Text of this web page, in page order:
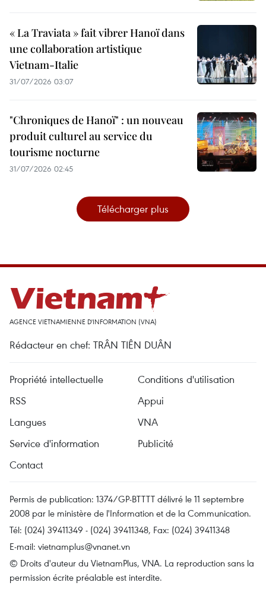
« La Traviata » fait vibrer Hanoï dans
une collaboration artistique
Vietnam-Italie
31/07/2026 03:07
"Chroniques de Hanoï" : un nouveau
produit culturel au service du
tourisme nocturne
31/07/2026 02:45
Télécharger plus
AGENCE VIETNAMIENNE D'INFORMATION (VNA)
Rédacteur en chef: TRÂN TIÊN DUÂN
Propriété intellectuelle
Conditions d'utilisation
RSS
Appui
Langues
VNA
Service d'information
Publicité
Contact
Permis de publication: 1374/GP-BTTTT délivré le 11 septembre
2008 par le ministère de l'Information et de la Communication.
Tél: (024) 39411349 - (024) 39411348, Fax: (024) 39411348
E-mail: vietnamplus@vnanet.vn
© Droits d'auteur du VietnamPlus, VNA. La reproduction sans la
permission écrite préalable est interdite.